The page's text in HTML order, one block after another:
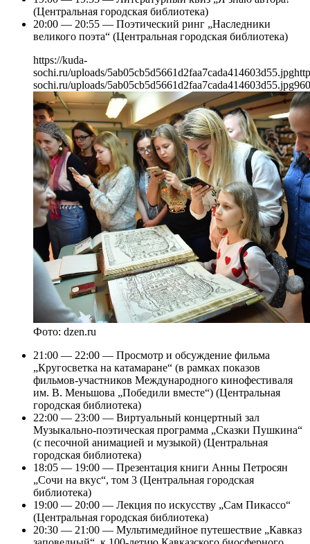
(Центральная городская библиотека)
20:00 — 20:55 — Поэтический ринг „Наследники
великого поэта“ (Центральная городская библиотека)
https://kuda-
sochi.ru/uploads/5ab05cb5d5661d2faa7cada414603d55.jpg
sochi.ru/uploads/5ab05cb5d5661d2faa7cada414603d55.jpg960
Фото: dzen.ru
21:00 — 22:00 — Просмотр и обсуждение фильма
„Кругосветка на катамаране“ (в рамках показов
фильмов-участников Международного кинофестиваля
им. В. Меньшова „Победили вместе“) (Центральная
городская библиотека)
22:00 — 23:00 — Виртуальный концертный зал
Музыкально-поэтическая программа „Сказки Пушкина“
(с песочной анимацией и музыкой) (Центральная
городская библиотека)
18:05 — 19:00 — Презентация книги Анны Петросян
„Сочи на вкус“, том 3 (Центральная городская
библиотека)
19:00 — 20:00 — Лекция по искусству „Сам Пикассо“
(Центральная городская библиотека)
20:30 — 21:00 — Мультимедийное путешествие „Кавказ